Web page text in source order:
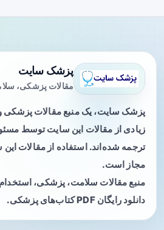
پزشک سایت
مقالات پزشکی،
پزشک سایت، یک منبع مقالات
زیادی از مقالات این سایت توسط
ترجمه شده‌اند. استفاده از مقالات
مجاز است.
منبع مقالات سلامت، پزشکی،
دانلود رایگان PDF کتاب‌های پزشکی.